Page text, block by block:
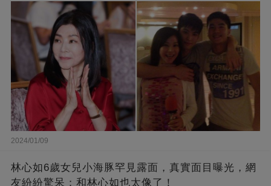
2024/01/09
林心如6歲女兒小海豚罕見露面，真實面目曝光，網
友紛紛驚呆：和林心如也太像了！